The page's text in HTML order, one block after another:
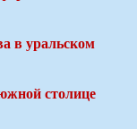
в уральском
столице